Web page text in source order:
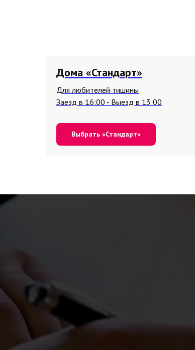
Дома «Стандарт»
Для любителей тишины
Заезд в 16:00 - Выезд в 13:00
Выбрать «Стандарт»